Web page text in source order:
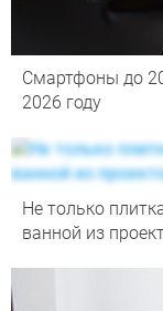
Смартфоны до
2026 году
Не только
ванной из